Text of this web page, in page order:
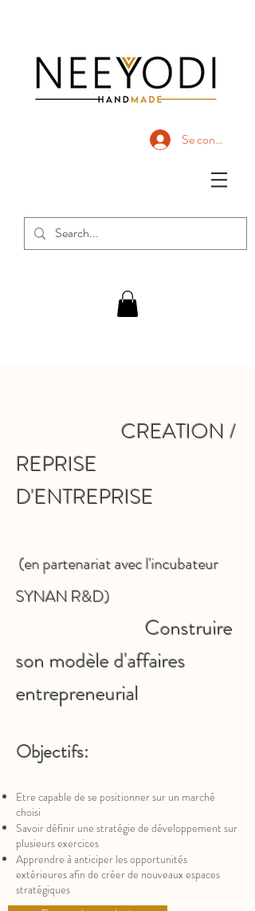
Se connecter
CREATION /
REPRISE
D'ENTREPRISE
(en partenariat avec l'incubateur
SYNAN R&D)
Construire
son modèle d'affaires
entrepreneurial
Objectifs:
Etre capable de se positionner sur un marché
choisi
Savoir définir une stratégie de développement sur
plusieurs exercices
Apprendre à anticiper les opportunités
extérieures afin de créer de nouveaux espaces
stratégiques